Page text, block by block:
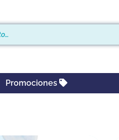
Promociones